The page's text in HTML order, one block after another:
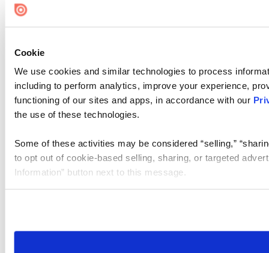
Cookie
We use cookies and similar technologies to process
including to perform analytics, improve your experience,
functioning of our sites and apps, in accordance with our
the use of these technologies.
Some of these activities may be considered “selling,”
to opt out of cookie-based selling, sharing, or targeted
Information” button next to this message.
need to be set again.